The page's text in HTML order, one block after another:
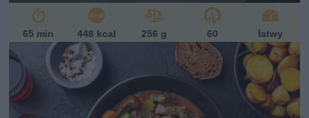
65 min 448 kcal 256 g 60 łatwy